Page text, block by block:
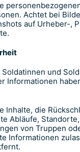
Achtet bei
auf Urheber-,
und
Informationen
Inhalte, die
Abläufe,
von Truppen
Informationen